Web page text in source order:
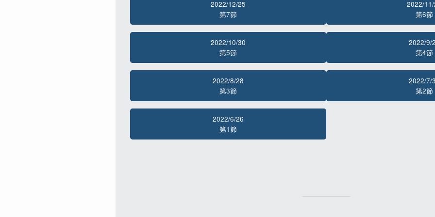
2022/12/25
第7節
2022/
第6節
2022/10/30
第5節
2022/9/
第4節
2022/8/28
第3節
2022/7/
第2節
2022/6/26
第1節